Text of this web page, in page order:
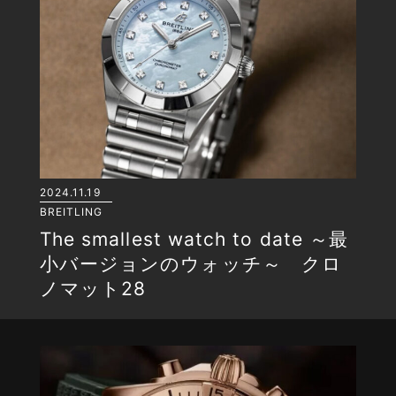
2024.11.19
BREITLING
The smallest watch to date ～最
小バージョンのウォッチ～ クロ
ノマット28